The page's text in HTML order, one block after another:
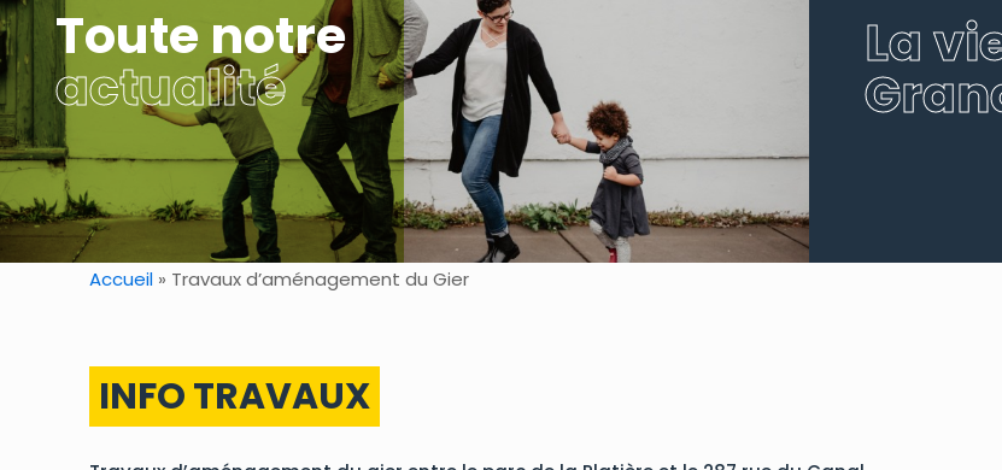
La
Toute notre
actualité
Accueil » Travaux d’aménagement du Gier
INFO TRAVAUX